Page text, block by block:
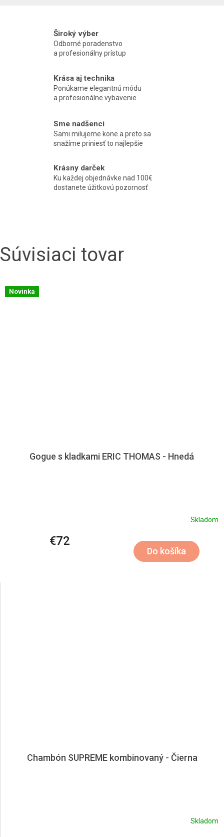
Široký výber
Odborné poradenstvo
a profesionálny prístup
Krása aj technika
Ponúkame elegantnú módu
a profesionálne vybavenie
Sme nadšenci
Sami milujeme kone a preto sa
snažíme priniesť to najlepšie
Krásny darček
Ku každej objednávke nad 100€
dostanete úžitkovú pozornosť
Súvisiaci tovar
Novinka
Gogue s kladkami ERIC THOMAS - Hnedá
Skladom
€72
Do košíka
Chambón SUPREME kombinovaný - Čierna
Skladom